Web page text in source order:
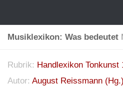
Musiklexikon: Was bedeutet
Rubrik: Handlexikon Tonkunst
Autor: August Reissmann (Hg.)